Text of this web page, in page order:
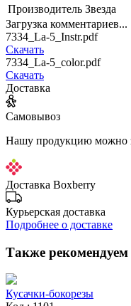
Производитель Звезда
Загрузка комментариев...
7334_La-5_Instr.pdf
Скачать
7334_La-5_color.pdf
Скачать
Доставка
Самовывоз
Нашу продукцию можно
Доставка Boxberry
Курьерская доставка
Подробнее о доставке
Также рекомендуем
Кусачки-бокорезы